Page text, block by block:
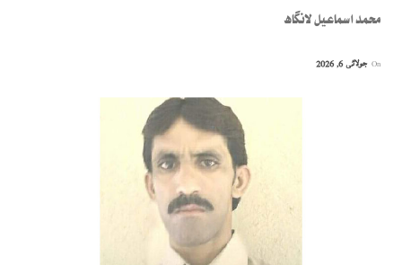
محمد اسماعيل لانگاھ
جولائی 6, 2026